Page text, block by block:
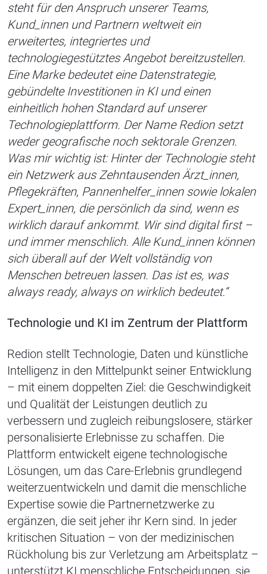
steht für den Anspruch unserer Teams,
Kund_innen und Partnern weltweit ein
erweitertes, integriertes und
technologiegestütztes Angebot bereitzustellen.
Eine Marke bedeutet eine Datenstrategie,
gebündelte Investitionen in KI und einen
einheitlich hohen Standard auf unserer
Technologieplattform. Der Name Redion setzt
weder geografische noch sektorale Grenzen.
Was mir wichtig ist: Hinter der Technologie steht
ein Netzwerk aus Zehntausenden Ärzt_innen,
Pflegekräften, Pannenhelfer_innen sowie lokalen
Expert_innen, die persönlich da sind, wenn es
wirklich darauf ankommt. Wir sind digital first –
und immer menschlich. Alle Kund_innen können
sich überall auf der Welt vollständig von
Menschen betreuen lassen. Das ist es, was
always ready, always on wirklich bedeutet.“
Technologie und KI im Zentrum der Plattform
Redion stellt Technologie, Daten und künstliche
Intelligenz in den Mittelpunkt seiner Entwicklung
– mit einem doppelten Ziel: die Geschwindigkeit
und Qualität der Leistungen deutlich zu
verbessern und zugleich reibungslosere, stärker
personalisierte Erlebnisse zu schaffen. Die
Plattform entwickelt eigene technologische
Lösungen, um das Care-Erlebnis grundlegend
weiterzuentwickeln und damit die menschliche
Expertise sowie die Partnernetzwerke zu
ergänzen, die seit jeher ihr Kern sind. In jeder
kritischen Situation – von der medizinischen
Rückholung bis zur Verletzung am Arbeitsplatz –
unterstützt KI menschliche Entscheidungen, sie